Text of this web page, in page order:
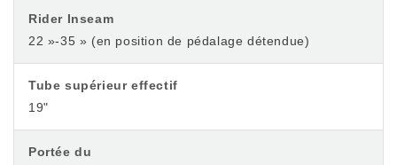
Rider Inseam
22 »-35 » (en position de pédalage détendue)
Tube supérieur effectif
19"
Portée du